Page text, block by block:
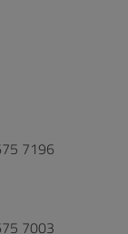
7196
7003